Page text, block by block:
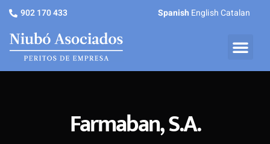
902 170 433 Spanish EnglishCatalan
Farmaban, S.A.